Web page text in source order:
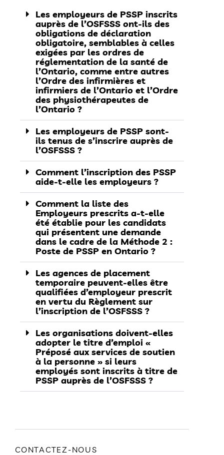
Les employeurs de PSSP inscrits
auprès de l’OSFSSS ont-ils des
obligations de déclaration
obligatoire, semblables à celles
exigées par les ordres de
réglementation de la santé de
l’Ontario, comme entre autres
l’Ordre des infirmières et
infirmiers de l’Ontario et l’Ordre
des physiothérapeutes de
l’Ontario ?
Les employeurs de PSSP sont-
ils tenus de s’inscrire auprès de
l’OSFSSS ?
Comment l’inscription des PSSP
aide-t-elle les employeurs ?
Comment la liste des
Employeurs prescrits a-t-elle
été établie pour les candidats
qui présentent une demande
dans le cadre de la Méthode 2 :
Poste de PSSP en Ontario ?
Les agences de placement
temporaire peuvent-elles être
qualifiées d’employeur prescrit
en vertu du Règlement sur
l’inscription de l’OSFSSS ?
Les organisations doivent-elles
adopter le titre d’emploi «
Préposé aux services de soutien
à la personne » si leurs
employés sont inscrits à titre de
PSSP auprès de l’OSFSSS ?
CONTACTEZ-NOUS